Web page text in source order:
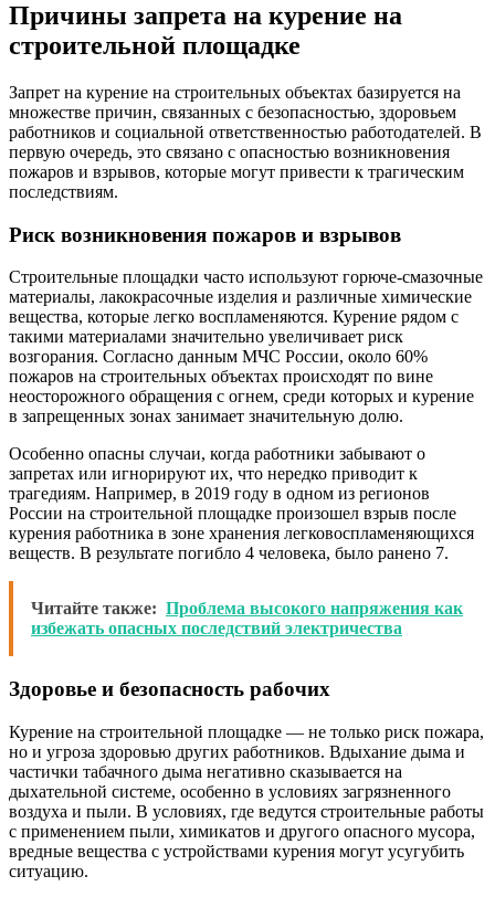
Причины запрета на курение на
строительной площадке
Запрет на курение на строительных объектах базируется на
множестве причин, связанных с безопасностью, здоровьем
работников и социальной ответственностью работодателей. В
первую очередь, это связано с опасностью возникновения
пожаров и взрывов, которые могут привести к трагическим
последствиям.
Риск возникновения пожаров и взрывов
Строительные площадки часто используют горюче-смазочные
материалы, лакокрасочные изделия и различные химические
вещества, которые легко воспламеняются. Курение рядом с
такими материалами значительно увеличивает риск
возгорания. Согласно данным МЧС России, около 60%
пожаров на строительных объектах происходят по вине
неосторожного обращения с огнем, среди которых и курение
в запрещенных зонах занимает значительную долю.
Особенно опасны случаи, когда работники забывают о
запретах или игнорируют их, что нередко приводит к
трагедиям. Например, в 2019 году в одном из регионов
России на строительной площадке произошел взрыв после
курения работника в зоне хранения легковоспламеняющихся
веществ. В результате погибло 4 человека, было ранено 7.
Читайте также: Проблема высокого напряжения как
избежать опасных последствий электричества
Здоровье и безопасность рабочих
Курение на строительной площадке — не только риск пожара,
но и угроза здоровью других работников. Вдыхание дыма и
частички табачного дыма негативно сказывается на
дыхательной системе, особенно в условиях загрязненного
воздуха и пыли. В условиях, где ведутся строительные работы
с применением пыли, химикатов и другого опасного мусора,
вредные вещества с устройствами курения могут усугубить
ситуацию.